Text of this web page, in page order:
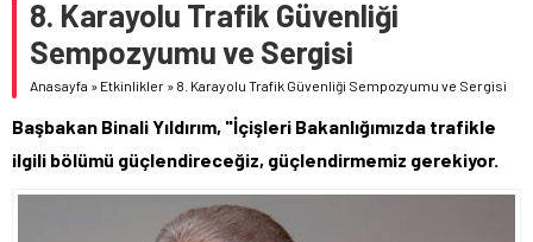
Utah’ta 31 Milyon Dolarlık Proje Trafik Çilesini Bitiriyor
CRRC, Salvador Metrosu İçin 83,9 Milyon Euro’luk Anlaşma
İmzaladı
8. Karayolu Trafik Güvenliği
Sempozyumu ve Sergisi
Anasayfa » Etkinlikler » 8. Karayolu Trafik Güvenliği Sempozyumu ve Sergisi
Başbakan Binali Yıldırım, "İçişleri Bakanlığımızda trafikle
ilgili bölümü güçlendireceğiz, güçlendirmemiz gerekiyor.